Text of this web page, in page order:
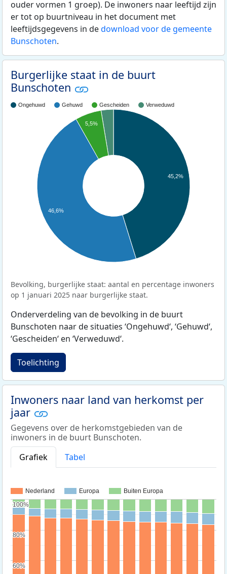
ouder vormen 1 groep). De inwoners naar leeftijd zijn
er tot op buurtniveau in het document met
leeftijdsgegevens in dedownload voor de gemeente
Bunschoten.
Burgerlijke staat in de buurt
Bunschoten
Ongehuwd Gehuwd Gescheiden Verweduwd
45,2%
5,5%
46,6%
Bevolking, burgerlijke staat: aantal en percentage inwoners
op 1 januari 2025 naar burgerlijke staat.
Onderverdeling van de bevolking in de buurt
Bunschoten naar de situaties ‘Ongehuwd‘, ‘Gehuwd‘,
‘Gescheiden‘ en ‘Verweduwd‘.
Toelichting
Inwoners naar land van herkomst per
jaar
Gegevens over de herkomstgebieden van de
inwoners in de buurt Bunschoten.
Grafiek
Tabel
Nederland Europa Buiten Europa
60%
60%
80%
80%
100%
100%